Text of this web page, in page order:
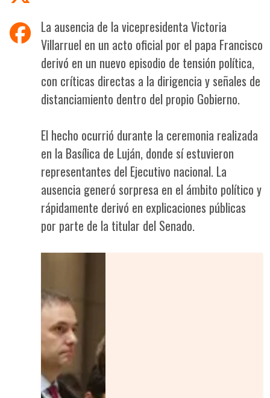
La ausencia de la vicepresidenta Victoria
Villarruel en un acto oficial por el papa Francisco
derivó en un nuevo episodio de tensión política,
con críticas directas a la dirigencia y señales de
distanciamiento dentro del propio Gobierno.
El hecho ocurrió durante la ceremonia realizada
en la Basílica de Luján, donde sí estuvieron
representantes del Ejecutivo nacional. La
ausencia generó sorpresa en el ámbito político y
rápidamente derivó en explicaciones públicas
por parte de la titular del Senado.